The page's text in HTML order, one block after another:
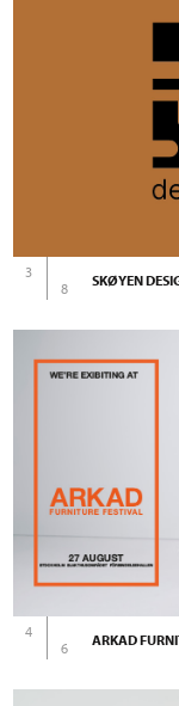
3
8
SKØYEN
4
6